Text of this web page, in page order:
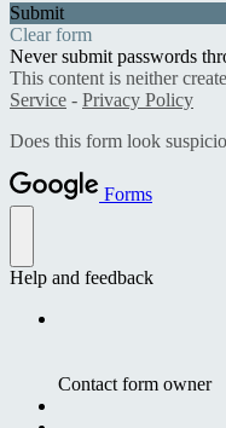
Submit
Clear form
Never submit passwords
This content is neither
Service - Privacy Policy
Does this form look
Forms
Help and feedback
Contact form owner